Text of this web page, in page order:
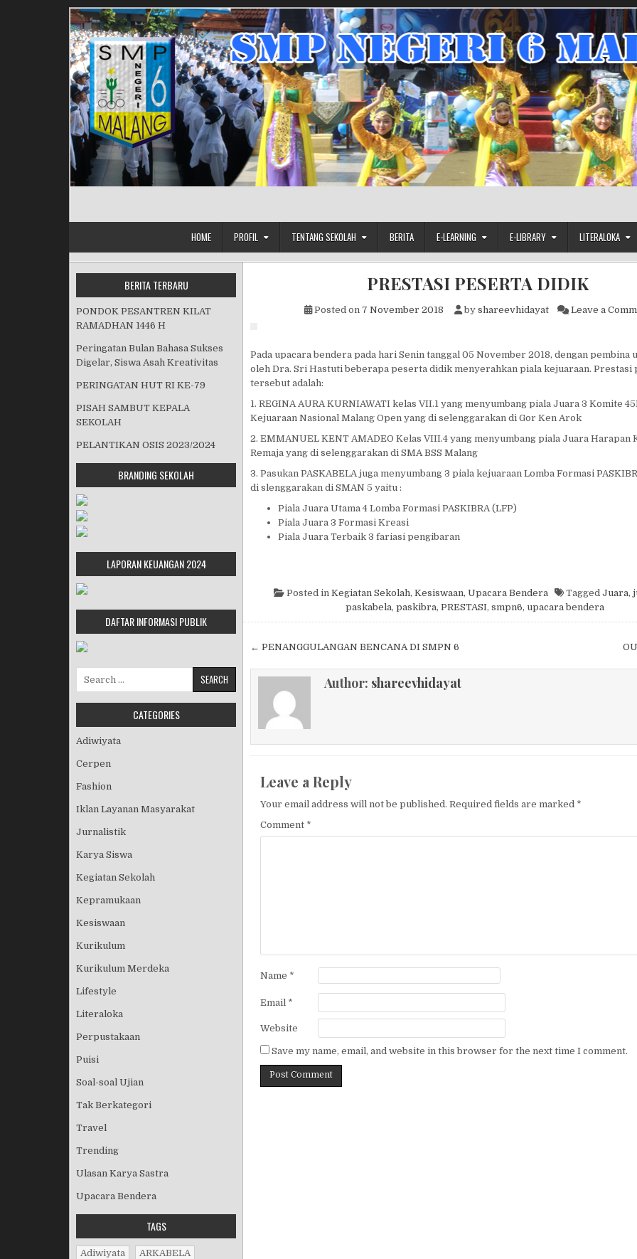
HOME PROFIL TENTANG SEKOLAH BERITA E-LEARNING E-LIBRARY LITERALOKA
PRESTASI PESERTA DIDIK
Posted on 7 November 2018 by shareevhidayat Leave a
Pada upacara bendera pada hari Senin tanggal 05 November 2018, dengan pembina
oleh Dra. Sri Hastuti beberapa peserta didik menyerahkan piala kejuaraan. Prestasi
tersebut adalah:
1. REGINA AURA KURNIAWATI kelas VII.1 yang menyumbang piala Juara 3 Komite
Kejuaraan Nasional Malang Open yang di selenggarakan di Gor Ken Arok
2. EMMANUEL KENT AMADEO Kelas VIII.4 yang menyumbang piala Juara Harapan
Remaja yang di selenggarakan di SMA BSS Malang
3. Pasukan PASKABELA juga menyumbang 3 piala kejuaraan Lomba Formasi
di slenggarakan di SMAN 5 yaitu :
Piala Juara Utama 4 Lomba Formasi PASKIBRA (LFP)
Piala Juara 3 Formasi Kreasi
Piala Juara Terbaik 3 fariasi pengibaran
Posted in Kegiatan Sekolah, Kesiswaan, Upacara Bendera Tagged Juara,
paskabela, paskibra, PRESTASI, smpn6, upacara bendera
Post navigation
← PENANGGULANGAN BENCANA DI SMPN 6
Author: shareevhidayat
Leave a Reply
Your email address will not be published. Required fields are marked *
Comment *
Name *
Email *
Website
Save my name, email, and website in this browser for the next time I comment.
BERITA TERBARU
PONDOK PESANTREN KILAT
RAMADHAN 1446 H
Peringatan Bulan Bahasa Sukses
Digelar, Siswa Asah Kreativitas
PERINGATAN HUT RI KE-79
PISAH SAMBUT KEPALA
SEKOLAH
PELANTIKAN OSIS 2023/2024
BRANDING SEKOLAH
LAPORAN KEUANGAN 2024
DAFTAR INFORMASI PUBLIK
Search for:
CATEGORIES
Adiwiyata
Cerpen
Fashion
Iklan Layanan Masyarakat
Jurnalistik
Karya Siswa
Kegiatan Sekolah
Kepramukaan
Kesiswaan
Kurikulum
Kurikulum Merdeka
Lifestyle
Literaloka
Perpustakaan
Puisi
Soal-soal Ujian
Tak Berkategori
Travel
Trending
Ulasan Karya Sastra
Upacara Bendera
TAGS
Adiwiyata
ARKABELA